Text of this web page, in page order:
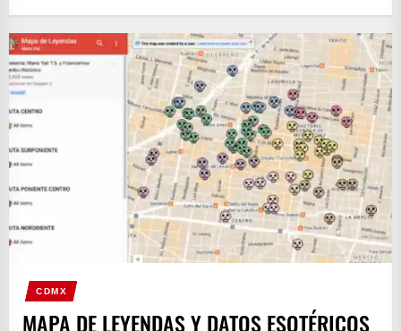
CDMX
MAPA DE LEYENDAS Y DATOS ESOTÉRICOS